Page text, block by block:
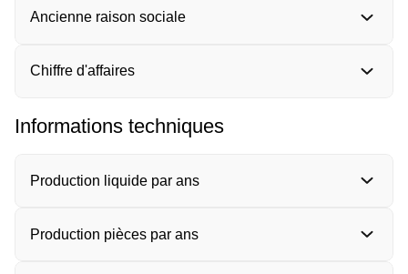
Ancienne raison sociale
Chiffre d'affaires
Informations techniques
Production liquide par ans
Production pièces par ans